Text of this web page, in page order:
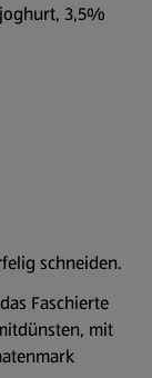
3,5%
schneiden.
Faschierte
mit